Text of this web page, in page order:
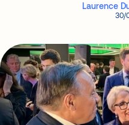
Logistique événementielle
Compagnies – Événements
Banques
Associations
Gouvernements
Acteurs de jumelage
Un accélérateur de
Laurence
30/